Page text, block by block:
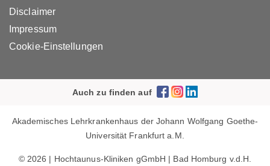
Disclaimer
Impressum
Cookie-Einstellungen
Auch zu finden auf
Akademisches Lehrkrankenhaus der Johann Wolfgang Goethe-
Universität Frankfurt a.M.
© 2026 | Hochtaunus-Kliniken gGmbH | Bad Homburg v.d.H.